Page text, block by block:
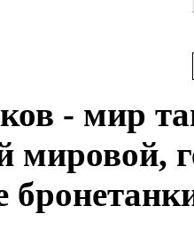
- мир
мировой,